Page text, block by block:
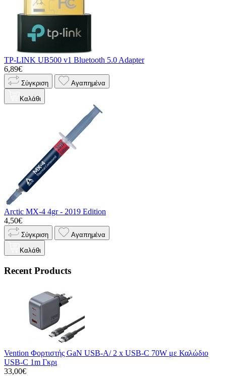
TP-LINK UB500 v1 Bluetooth 5.0 Adapter
6,89€
Σύγκριση Αγαπημένα
Καλάθι
Arctic MX-4 4gr - 2019 Edition
4,50€
Σύγκριση Αγαπημένα
Καλάθι
Recent Products
Vention Φορτιστής GaN USB-A/ 2 x USB-C 70W με Καλώδιο
USB-C 1m Γκρι
33,00€